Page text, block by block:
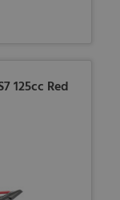
125cc Red